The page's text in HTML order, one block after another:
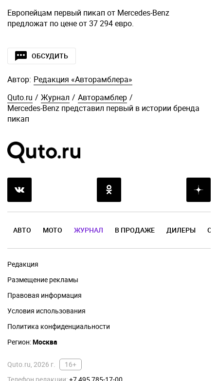
Европейцам первый пикап от Mercedes-Benz
предложат по цене от 37 294 евро.
ОБСУДИТЬ
Автор: Редакция «Авторамблера»
Quto.ru / Журнал / Авторамблер /
Mercedes-Benz представил первый в истории бренда
пикап
АВТО МОТО ЖУРНАЛ В ПРОДАЖЕ ДИЛЕРЫ
Редакция
Размещение рекламы
Правовая информация
Условия использования
Политика конфиденциальности
Регион:Москва
Quto.ru, 2026 г.
16+